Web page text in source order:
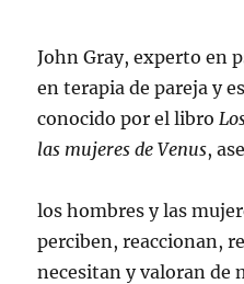
John Gray, experto en
en terapia de pareja y
conocido por el libro
las mujeres de Venus,
los hombres y las
perciben, reaccionan,
necesitan y valoran de